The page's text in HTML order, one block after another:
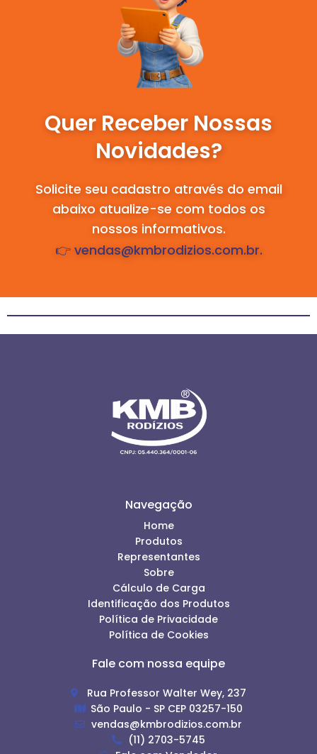
Quer Receber Nossas
Novidades?
Solicite seu cadastro através do email
abaixo atualize-se com todos os
nossos informativos.
👉 vendas@kmbrodizios.com.br.
Navegação
Home
Produtos
Representantes
Sobre
Cálculo de Carga
Identificação dos Produtos
Política de Privacidade
Política de Cookies
Fale com nossa equipe
Rua Professor Walter Wey, 237
São Paulo - SP CEP 03257-150
vendas@kmbrodizios.com.br
(11) 2703-5745